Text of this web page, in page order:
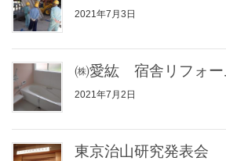
2021年7月3日
㈱愛紘 宿舎リフォー
2021年7月2日
東京治山研究発表会